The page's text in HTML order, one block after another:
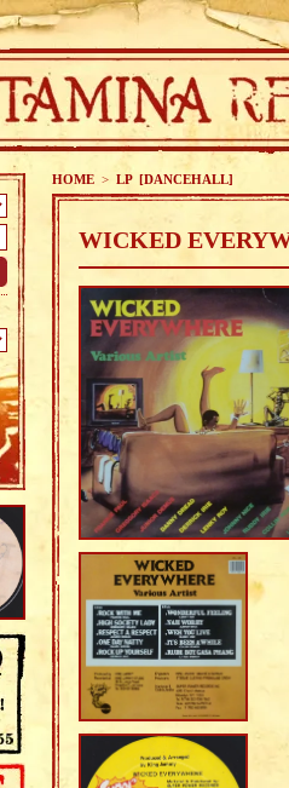
HOME > LP [DANCEHALL]
WICKED